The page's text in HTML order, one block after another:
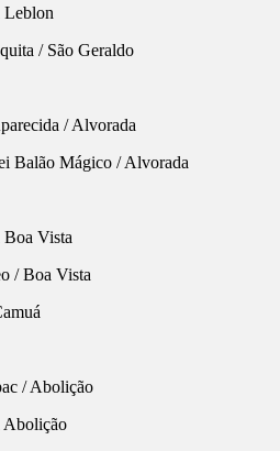
Leblon
/ São Geraldo
/ Alvorada
Balão Mágico / Alvorada
Boa Vista
/ Boa Vista
/ Abolição
Abolição